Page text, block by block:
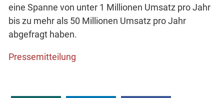
eine Spanne von unter 1 Millionen Umsatz pro Jahr
bis zu mehr als 50 Millionen Umsatz pro Jahr
abgefragt haben.
Pressemitteilung